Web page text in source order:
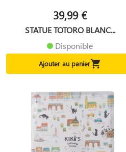
39,99 €
STATUE TOTORO BLANC...
Disponible
Ajouter au panier